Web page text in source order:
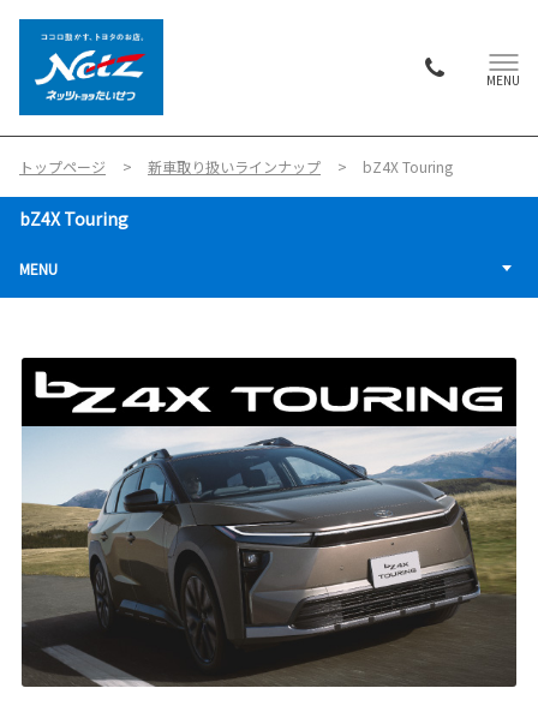
MENU
トップページ 新車取り扱いラインナップ bZ4X Touring
bZ4X Touring
MENU